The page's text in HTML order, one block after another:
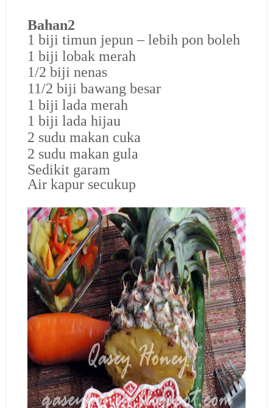
Bahan2
1 biji timun jepun – lebih pon boleh
1 biji lobak merah
1/2 biji nenas
11/2 biji bawang besar
1 biji lada merah
1 biji lada hijau
2 sudu makan cuka
2 sudu makan gula
Sedikit garam
Air kapur secukup